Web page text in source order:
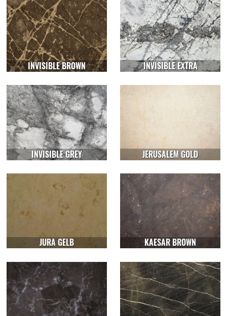
INVISIBLE BROWN INVISIBLE EXTRA
INVISIBLE GREY JERUSALEM GOLD
JURA GELB KAESAR BROWN